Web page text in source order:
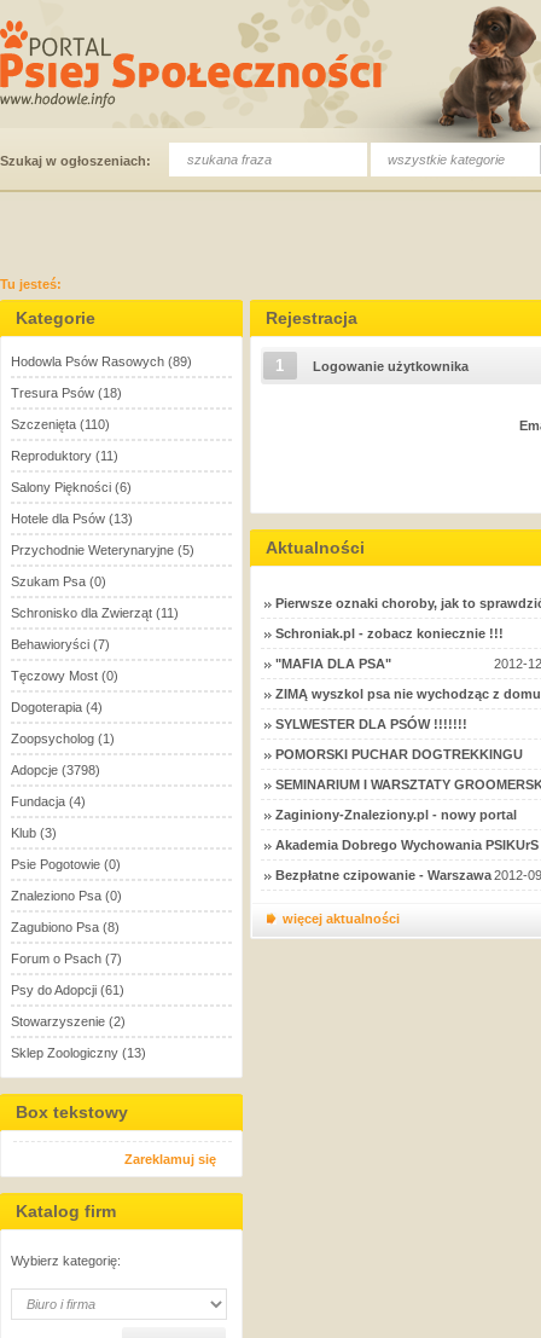
Szukaj w ogłoszeniach: wszystkie kategorie
Tu jesteś:
Kategorie
Hodowla Psów Rasowych (89)
Tresura Psów (18)
Szczenięta (110)
Reproduktory (11)
Salony Piękności (6)
Hotele dla Psów (13)
Przychodnie Weterynaryjne (5)
Szukam Psa (0)
Schronisko dla Zwierząt (11)
Behawioryści (7)
Tęczowy Most (0)
Dogoterapia (4)
Zoopsycholog (1)
Adopcje (3798)
Fundacja (4)
Klub (3)
Psie Pogotowie (0)
Znaleziono Psa (0)
Zagubiono Psa (8)
Forum o Psach (7)
Psy do Adopcji (61)
Stowarzyszenie (2)
Sklep Zoologiczny (13)
Box tekstowy
Zareklamuj się
Katalog firm
Wybierz kategorię:
Rejestracja
1 Logowanie użytkownika
Aktualności
Pierwsze oznaki choroby, jak to
Schroniak.pl - zobacz koniecznie !!!
"MAFIA DLA PSA" 2012-
ZIMĄ wyszkol psa nie wychodząc z
SYLWESTER DLA PSÓW !!!!!!!
POMORSKI PUCHAR DOGTREKKINGU
SEMINARIUM I WARSZTATY
Zaginiony-Znaleziony.pl - nowy portal
Akademia Dobrego Wychowania
Bezpłatne czipowanie - Warszawa2012-
więcej aktualności